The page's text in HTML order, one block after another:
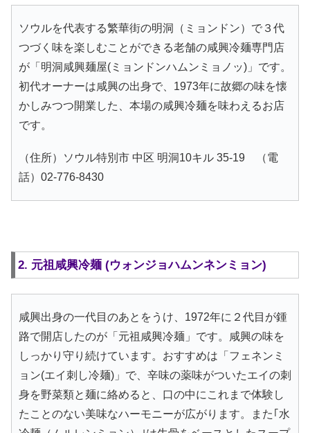
ソウルを代表する繁華街の明洞（ミョンドン）で３代
つづく味を楽しむことができる老舗の咸興冷麺専門店
が「明洞咸興麺屋(ミョンドンハムンミョノッ)」です。
初代オーナーは咸興の出身で、1973年に故郷の味を懐
かしみつつ開業した、本場の咸興冷麺を味わえるお店
です。
（住所）ソウル特別市 中区 明洞10キル 35-19 （電
話）02-776-8430
2. 元祖咸興冷麺 (ウォンジョハムンネンミョン)
咸興出身の一代目のあとをうけ、1972年に２代目が鍾
路で開店したのが「元祖咸興冷麺」です。咸興の味を
しっかり守り続けています。おすすめは「フェネンミ
ョン(エイ刺し冷麺)」で、辛味の薬味がついたエイの刺
身を野菜類と麺に絡めると、口の中にこれまで体験し
たことのない美味なハーモニーが広がります。また｢水